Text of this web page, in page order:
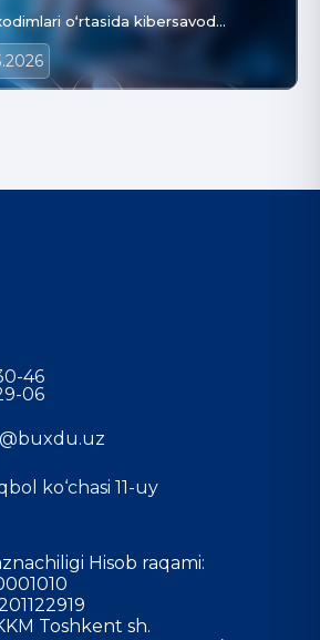
o‘rtasida kibersavod…
46
06
ko‘chasi 11-uy
Hisob raqami:
Toshkent sh.